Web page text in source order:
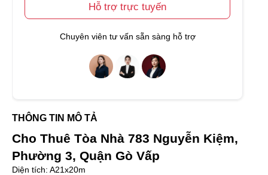
Hỗ trợ trực tuyến
Chuyên viên tư vấn sẵn sàng hỗ trợ
THÔNG TIN MÔ TẢ
Cho Thuê Tòa Nhà 783 Nguyễn Kiệm,
Phường 3, Quận Gò Vấp
Diện tích: A21x20m